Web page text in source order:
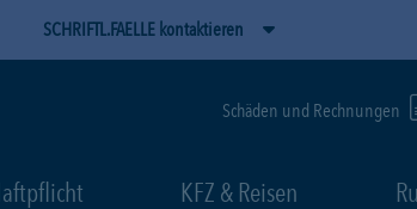
SCHRIFTL.FAELLE kontaktieren
Schäden und Rechnungen
KFZ & Reisen